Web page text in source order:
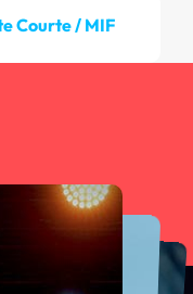
Courte / MIF